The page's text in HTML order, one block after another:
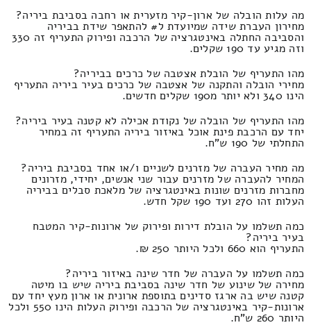
מה עלות הובלה של ארון-קיר מזערית או רחבה בסביבת ביריה?
מחירון העברת שידה שמיועדת ל# להתאפר שידת בביריה
והסביבה החתלה באינטגרציה של הרכבה ופירוק התעריף זה 330
וזה מגיע עד 190 שקלים.
מהו התעריף של הובלת אצטבה של כרכים בביריה?
מחירי הובלה והתקנה של אצטבה של כרכים בעיר ביריה התעריף
הינו 340 ולא יותר מ190 שקלים חדשים.
מהו התעריף של הובלה של נקודת אכילה לא קטנה בעיר ביריה?
יחד עם הרכבת פינת אוכל באיזור ביריה התעריף זה במחיר
התחלתי של 190 ש"ח.
מה מחיר העברה של מזרנים לשניים ו/או אחד בסביבת ביריה?
המחיר להעברה של מזרנים עבור שני אנשים, יחידי, מזרונים
מחברות מזרנים שונות באינטגרציה של מלאכת סבלים בביריה
העלות זהו 270 ועד 190 שקל חדש.
כמה תשלמו על הובלת דירות ופירוק של ארונות-קיר המטבח
בעיר ביריה?
התעריף הוא 660 ולכל היותר 250 ₪.
כמה תשלמו על העברה של חדר שינה באיזור ביריה?
מחירה של שינוע של חדר שינה בסביבת ביריה שיש בו מיטה
קטנה שיש בה ארגז סדינים בתוספת ארונית או ארון מעץ יחד עם
ארונות-קיר באינטגרציה של הרכבה ופירוק העלות הינו 550 ולכל
היותר 260 ש"ח.